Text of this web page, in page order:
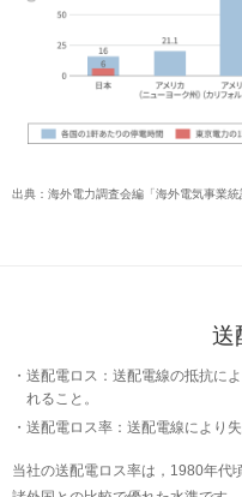
出典：海外電力調査会編「海外電気事業統
送
送配電ロス：送配電線の抵抗に
れること。
送配電ロス率：送配電線により
当社の送配電ロス率は，1980年代